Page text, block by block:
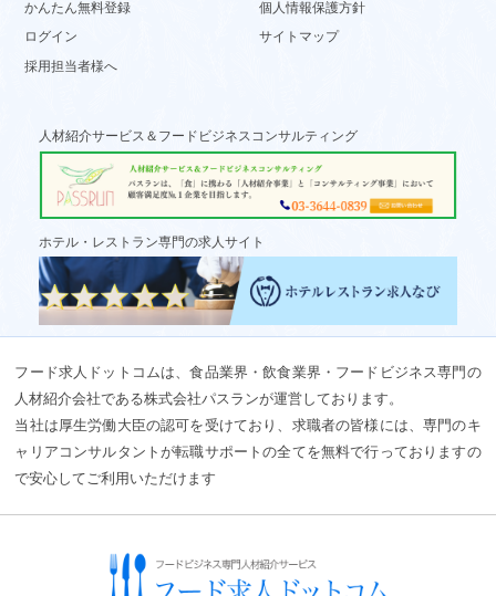
かんたん無料登録
ログイン
採用担当者様へ
個人情報保護方針
サイトマップ
人材紹介サービス＆フードビジネスコンサルティング
ホテル・レストラン専門の求人サイト
フード求人ドットコムは、食品業界・飲食業界・フードビジネス専門の
人材紹介会社である株式会社パスランが運営しております。
当社は厚生労働大臣の認可を受けており、求職者の皆様には、専門のキ
ャリアコンサルタントが転職サポートの全てを無料で行っておりますの
で安心してご利用いただけます